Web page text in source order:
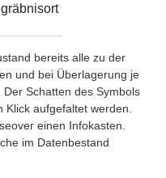
bereits alle zu der
und bei Überlagerung je
Schatten des Symbols
aufgefaltet werden.
einen Infokasten.
im Datenbestand